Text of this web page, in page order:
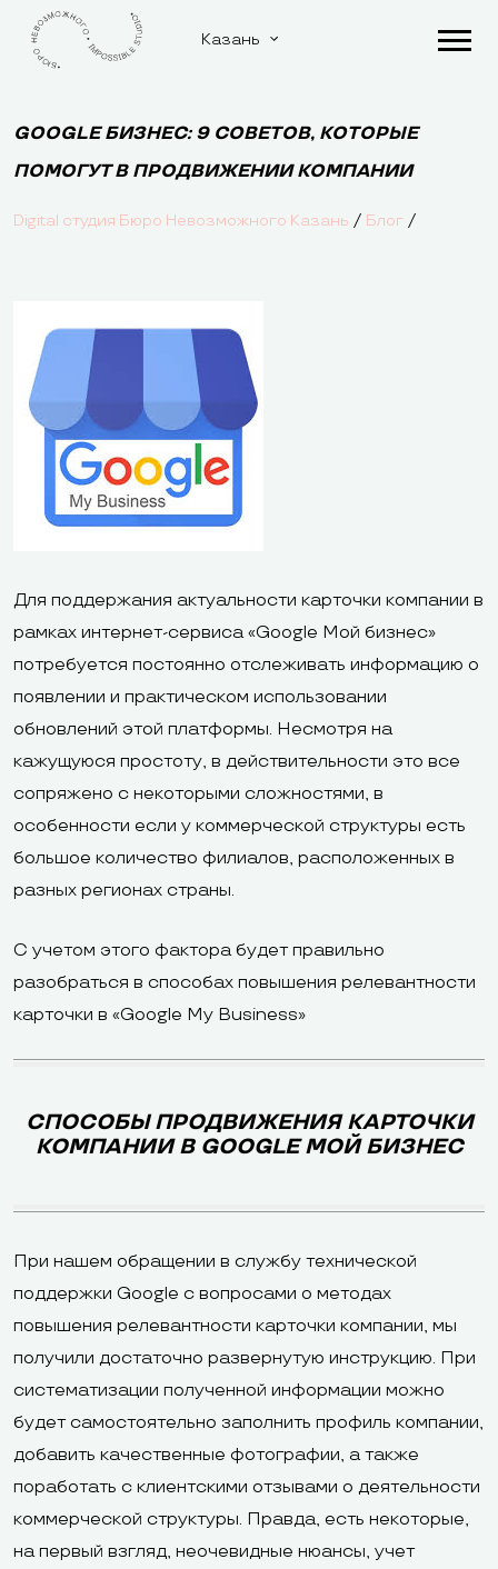
Казань
GOOGLE БИЗНЕС: 9 СОВЕТОВ, КОТОРЫЕ
ПОМОГУТ В ПРОДВИЖЕНИИ КОМПАНИИ
Digital студия Бюро Невозможного Казань / Блог /
Для поддержания актуальности карточки компании в
рамках интернет-сервиса «Google Мой бизнес»
потребуется постоянно отслеживать информацию о
появлении и практическом использовании
обновлений этой платформы. Несмотря на
кажущуюся простоту, в действительности это все
сопряжено с некоторыми сложностями, в
особенности если у коммерческой структуры есть
большое количество филиалов, расположенных в
разных регионах страны.
С учетом этого фактора будет правильно
разобраться в способах повышения релевантности
карточки в «Google My Business»
СПОСОБЫ ПРОДВИЖЕНИЯ КАРТОЧКИ
КОМПАНИИ В GOOGLE МОЙ БИЗНЕС
При нашем обращении в службу технической
поддержки Google с вопросами о методах
повышения релевантности карточки компании, мы
получили достаточно развернутую инструкцию. При
систематизации полученной информации можно
будет самостоятельно заполнить профиль компании,
добавить качественные фотографии, а также
поработать с клиентскими отзывами о деятельности
коммерческой структуры. Правда, есть некоторые,
на первый взгляд, неочевидные нюансы, учет